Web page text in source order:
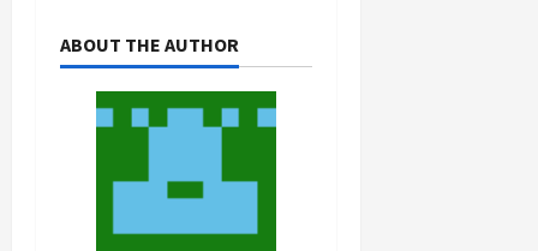
ABOUT THE AUTHOR